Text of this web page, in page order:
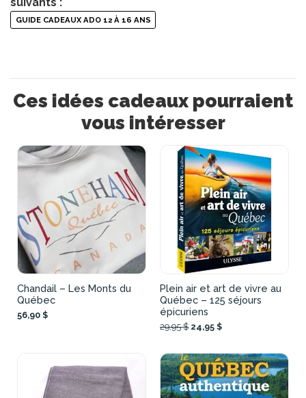
GUIDE CADEAUX ADO 12 À 16 ANS
Ces idées cadeaux pourraient
vous intéresser
Chandail – Les Monts du
Québec
56,90 $
Plein air et art de vivre au
Québec – 125 séjours
épicuriens
29,95 $ 24,95 $